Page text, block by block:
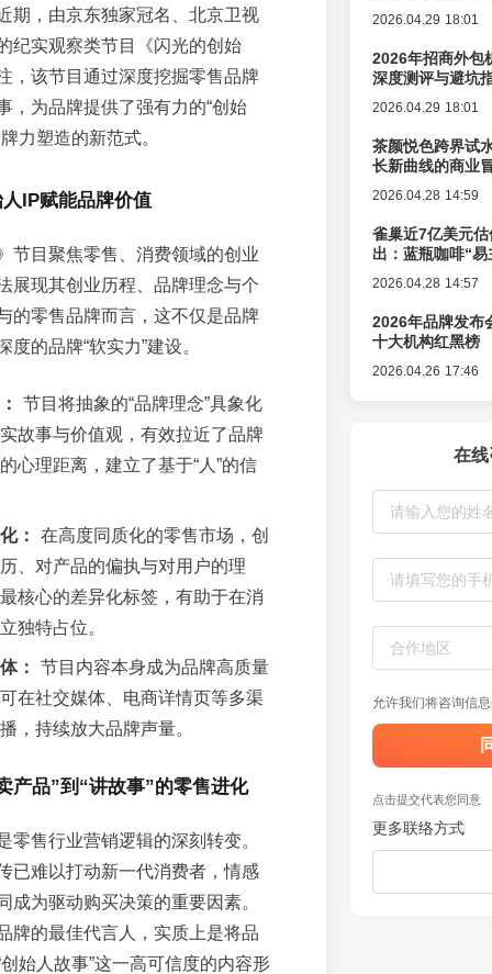
期，由京东独家冠名、北京卫视
纪实观察类节目《闪光的创始
，该节目通过深度挖掘零售品牌
，为品牌提供了强有力的“创始
力塑造的新范式。
IP赋能品牌价值
节目聚焦零售、消费领域的创业
展现其创业历程、品牌理念与个
的零售品牌而言，这不仅是品牌
的品牌“软实力”建设。
节目将抽象的“品牌理念”具象化
故事与价值观，有效拉近了品牌
心理距离，建立了基于“人”的信
：
在高度同质化的零售市场，创
、对产品的偏执与对用户的理
核心的差异化标签，有助于在消
独特占位。
：
节目内容本身成为品牌高质量
在社交媒体、电商详情页等多渠
，持续放大品牌声量。
产品”到“讲故事”的零售进化
零售行业营销逻辑的深刻转变。
已难以打动新一代消费者，情感
成为驱动购买决策的重要因素。
牌的最佳代言人，实质上是将品
始人故事”这一高可信度的内容形
2026.04.29 18:01
2026年招商外包
深度测评与避坑
2026.04.29 18:01
茶颜悦色跨界试
长新曲线的商业
2026.04.28 14:59
雀巢近7亿美元
出：蓝瓶咖啡“
2026.04.28 14:57
2026年品牌发布
十大机构红黑榜
2026.04.26 17:46
在
允许我们将咨询信
点击提交代表您同意
更多联络方式